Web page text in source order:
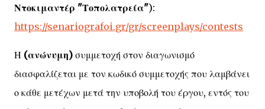
Ντοκιμαντέρ "Τοπολατρεία"):
https://senariografoi.gr/gr/screenplays/contests
Η (ανώνυμη) συμμετοχή στον διαγωνισμό
διασφαλίζεται με τον κωδικό συμμετοχής που λαμβάνει
ο κάθε μετέχων μετά την υποβολή του έργου, εντός του